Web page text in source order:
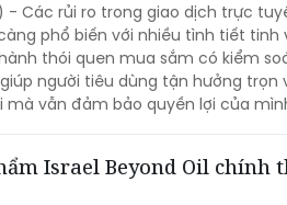
- Các rủi ro trong giao dịch trực
phổ biến với nhiều tình tiết tinh
thói quen mua sắm có kiểm
người tiêu dùng tận hưởng trọn
mà vẫn đảm bảo quyền lợi của
Israel Beyond Oil chính